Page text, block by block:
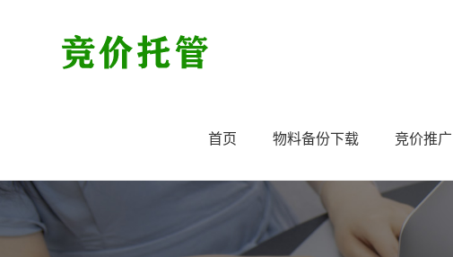
首页 物料备份下载 竞价推广